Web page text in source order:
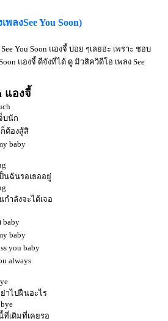
พลงSee You Soon)
You Soon แองจี้ บ่อย ๆเลยอ่ะ เพราะ ชอบ
แองจี้ ดีจังที่ได้ ดู มิวสิควิดีโอ เพลง See
แองจี้
บนัก
ต้องสู้สิ
baby
นฉันรอเธออยู่
กำลังจะได้เจอ
baby
baby
you baby
always
ย่าไปฝืนอะไร
ที่เดิมที่เคยรอ